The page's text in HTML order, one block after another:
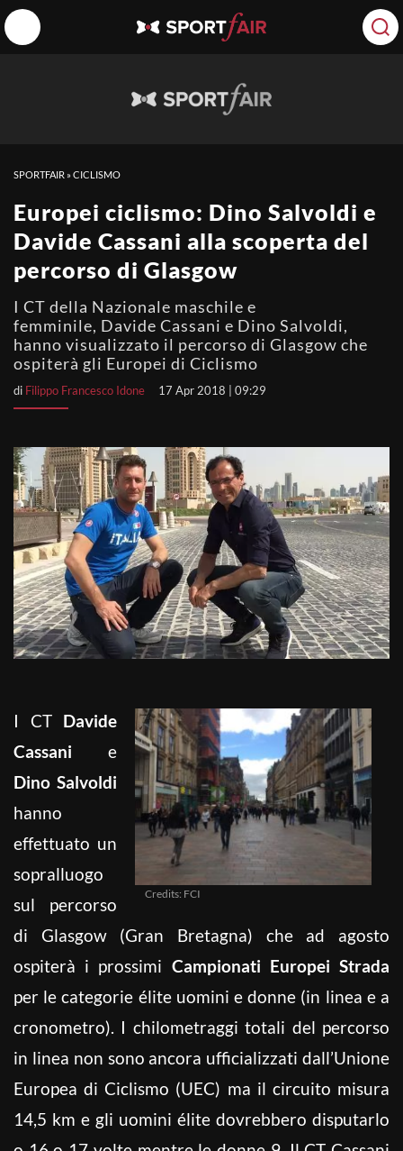
SPORTFAIR »CICLISMO
Europei ciclismo: Dino Salvoldi e
Davide Cassani alla scoperta del
percorso di Glasgow
I CT della Nazionale maschile e
femminile, Davide Cassani e Dino Salvoldi,
hanno visualizzato il percorso di Glasgow che
ospiterà gli Europei di Ciclismo
di Filippo Francesco Idone 17 Apr 2018 | 09:29
Credits: FCI
I CT Davide
Cassani e
Dino Salvoldi
hanno
effettuato un
sopralluogo
sul percorso
di Glasgow (Gran Bretagna) che ad agosto
ospiterà i prossimi Campionati Europei Strada
per le categorie élite uomini e donne (in linea e a
cronometro). I chilometraggi totali del percorso
in linea non sono ancora ufficializzati dall’Unione
Europea di Ciclismo (UEC) ma il circuito misura
14,5 km e gli uomini élite dovrebbero disputarlo